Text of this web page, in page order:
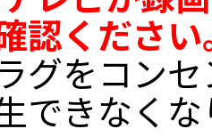
認くださ
グをコン
できなく